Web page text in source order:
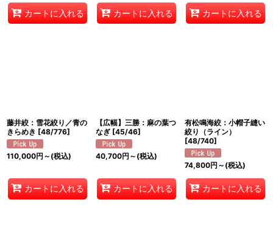
カートに入れる カートに入れる カートに入れる
藤井絞：雪花絞り／青の
きらめき [48/776]
110,000円 ～ (税込)
カートに入れる
【広幅】三勝：麻の葉つ
なぎ [45/46]
40,700円 ～ (税込)
カートに入れる
有松鳴海絞：小帽子縫い
絞り（ライン）
[48/740]
74,800円 ～ (税込)
カートに入れる